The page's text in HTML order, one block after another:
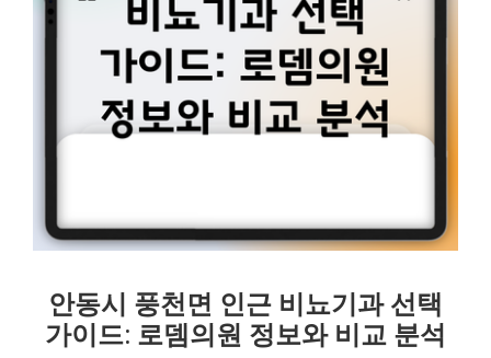
안동시 풍천면 인근 비뇨기과 선택
가이드: 로뎀의원 정보와 비교 분석